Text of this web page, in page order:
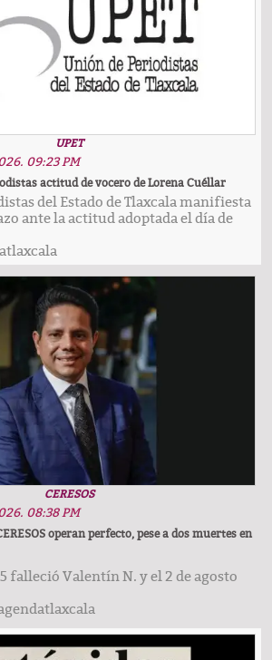
UPET
09:23 PM
actitud de vocero de Lorena Cuéllar
del Estado de Tlaxcala manifiesta
ante la actitud adoptada el día de
CERESOS
08:38 PM
operan perfecto, pese a dos muertes en
falleció Valentín N. y el 2 de agosto